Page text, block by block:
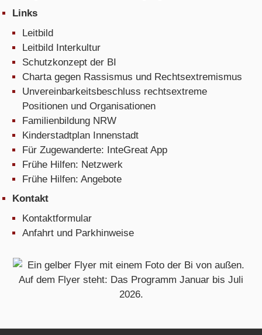
Links
Leitbild
Leitbild Interkultur
Schutzkonzept der BI
Charta gegen Rassismus und Rechtsextremismus
Unvereinbarkeitsbeschluss rechtsextreme
Positionen und Organisationen
Familienbildung NRW
Kinderstadtplan Innenstadt
Für Zugewanderte: InteGreat App
Frühe Hilfen: Netzwerk
Frühe Hilfen: Angebote
Kontakt
Kontaktformular
Anfahrt und Parkhinweise